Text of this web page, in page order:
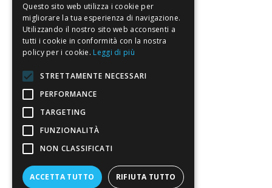
Servizio clienti
FAQ
Riferimenti da controllare
Condizioni di vendita
Termini di vendita
Spedizione
Pagamenti
Questo sito web utilizza i cookie per
migliorare la tua esperienza di navigazione.
Utilizzando il nostro sito web acconsenti a
tutti i cookie in conformità con la nostra
policy per i cookie. Leggi di più
STRETTAMENTE NECESSARI
PERFORMANCE
TARGETING
FUNZIONALITÀ
NON CLASSIFICATI
ACCETTA TUTTO RIFIUTA TUTTO